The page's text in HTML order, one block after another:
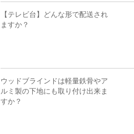
【テレビ台】どんな形で配送され
ますか？
ウッドブラインドは軽量鉄骨やア
ルミ製の下地にも取り付け出来ま
すか？